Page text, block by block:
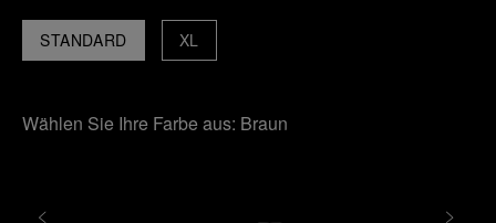
STANDARD XL
Wählen Sie Ihre Farbe aus: Braun